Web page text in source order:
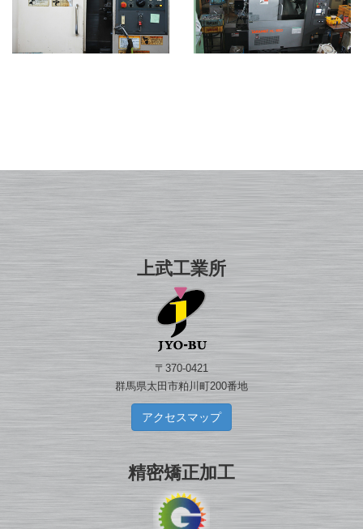
上武工業所
〒370-0421
群馬県太田市粕川町200番地
アクセスマップ
精密矯正加工